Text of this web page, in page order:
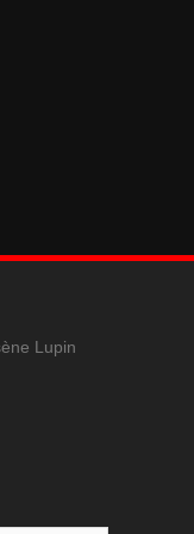
Lupin